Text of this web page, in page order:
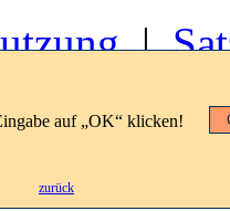
|
auf „OK“ klicken!
zurück